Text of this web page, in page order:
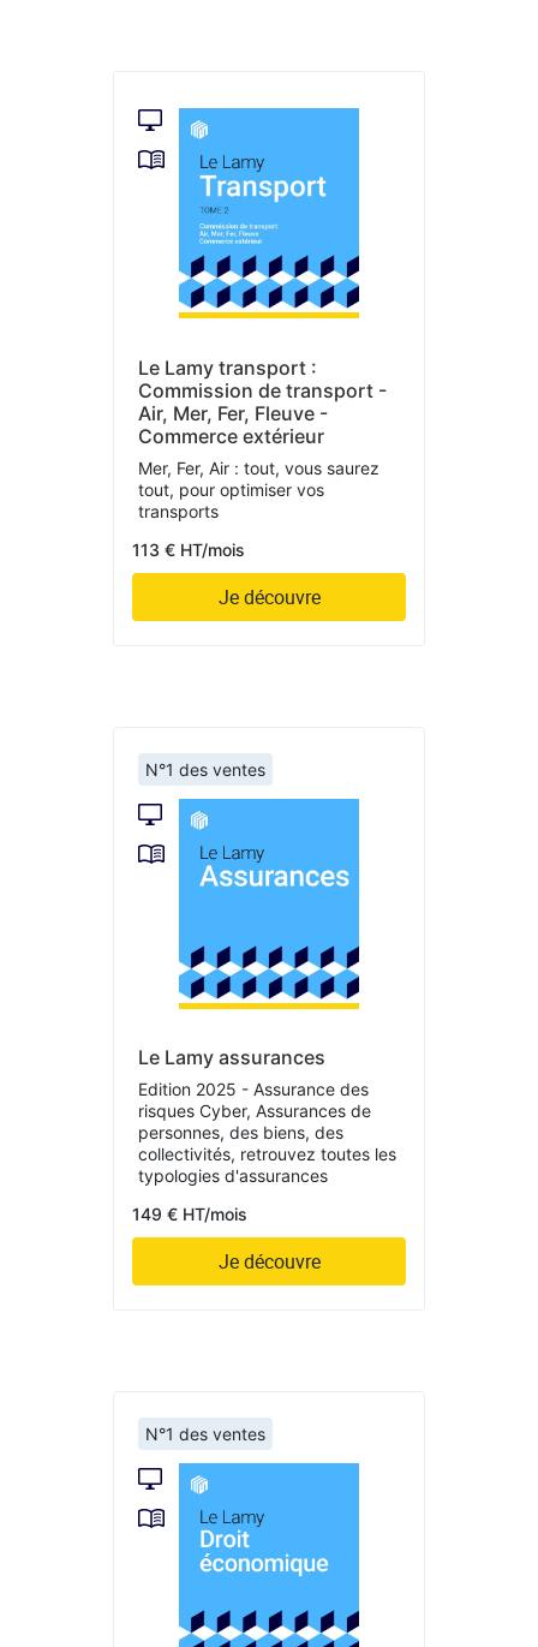
Le Lamy transport :
Commission de transport -
Air, Mer, Fer, Fleuve -
Commerce extérieur
Mer, Fer, Air : tout, vous saurez
tout, pour optimiser vos
transports
113 € HT/mois
Je découvre
N°1 des ventes
Le Lamy assurances
Edition 2025 - Assurance des
risques Cyber, Assurances de
personnes, des biens, des
collectivités, retrouvez toutes les
typologies d'assurances
149 € HT/mois
Je découvre
N°1 des ventes